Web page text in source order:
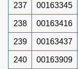
237 00163345
238 00163416
239 00163437
240 00163909